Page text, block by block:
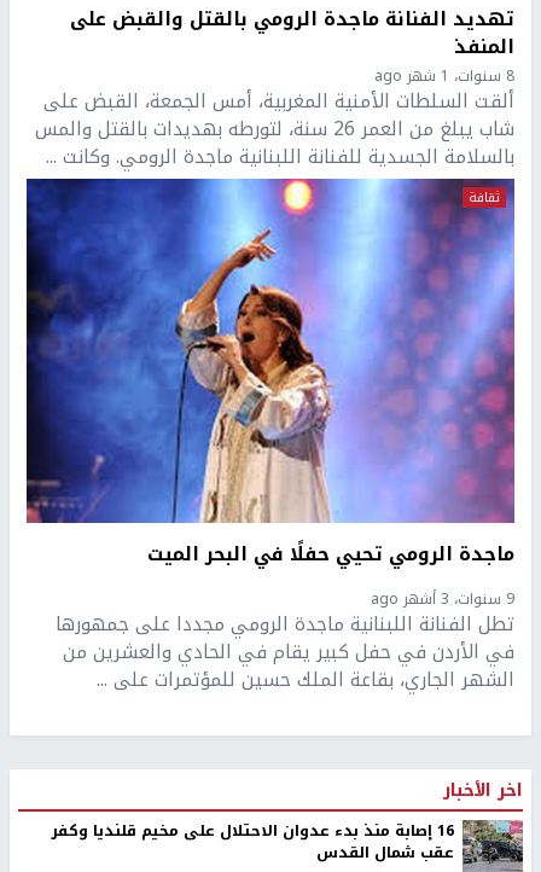
تهديد الفنانة ماجدة الرومي بالقتل والقبض على
المنفذ
8 سنوات، 1 شهر ago
ألقت السلطات الأمنية المغربية، أمس الجمعة، القبض على
شاب يبلغ من العمر 26 سنة، لتورطه بهديدات بالقتل والمس
بالسلامة الجسدية للفنانة اللبنانية ماجدة الرومي. وكانت ...
ثقافة
ماجدة الرومي تحيي حفلًا في البحر الميت
9 سنوات، 3 أشهر ago
تطل الفنانة اللبنانية ماجدة الرومي مجددا على جمهورها
في الأردن في حفل كبير يقام في الحادي والعشرين من
الشهر الجاري، بقاعة الملك حسين للمؤتمرات على ...
اخر الأخبار
16 إصابة منذ بدء عدوان الاحتلال على مخيم قلنديا وكفر
عقب شمال القدس